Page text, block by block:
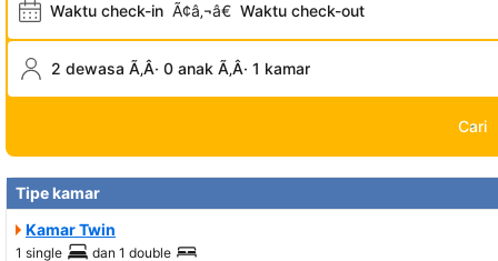
Waktu check-in Ã¢â‚¬â€ Waktu check-out
2 dewasa Ã‚Â· 0 anak Ã‚Â· 1 kamar
Cari
Tipe kamar
Kamar Twin
1 single dan 1 double